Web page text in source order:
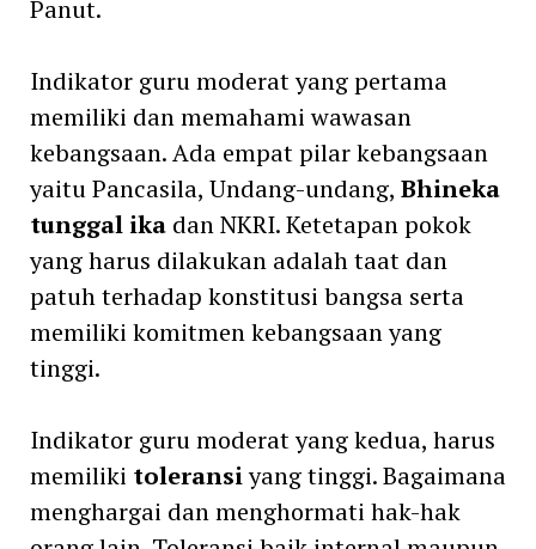
Panut.
Indikator guru moderat yang pertama
memiliki dan memahami wawasan
kebangsaan. Ada empat pilar kebangsaan
yaitu Pancasila, Undang-undang, Bhineka
tunggal ikadan NKRI. Ketetapan pokok
yang harus dilakukan adalah taat dan
patuh terhadap konstitusi bangsa serta
memiliki komitmen kebangsaan yang
tinggi.
Indikator guru moderat yang kedua, harus
memiliki toleransiyang tinggi. Bagaimana
menghargai dan menghormati hak-hak